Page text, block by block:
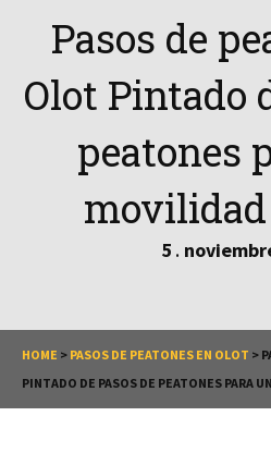
Pasos de
Olot Pintado
peatones
5 .
HOME > PASOS DE PEATONES EN OLOT >
PINTADO DE PASOS DE PEATONES PARA